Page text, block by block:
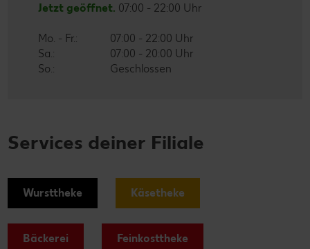
Jetzt geöffnet. 07:00 - 22:00 Uhr
Mo. - Fr.:
07:00 - 22:00 Uhr
Sa.:
07:00 - 20:00 Uhr
So.:
Geschlossen
Services deiner Filiale
Wursttheke Käsetheke
Bäckerei Feinkosttheke